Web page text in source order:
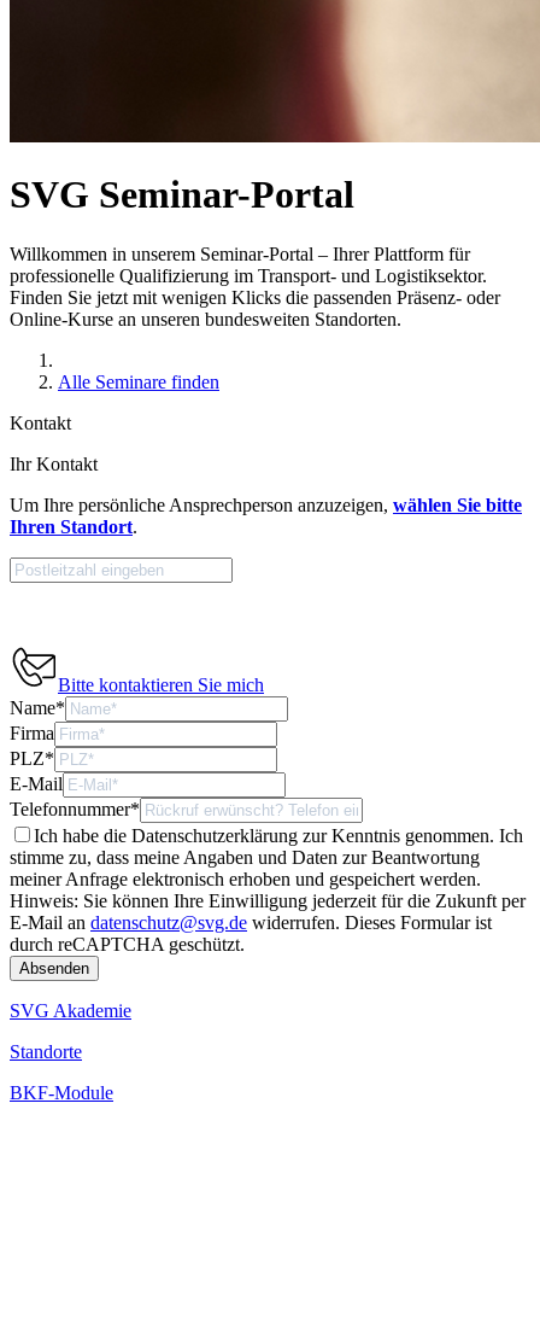
SVG Seminar-Portal
Willkommen in unserem Seminar-Portal – Ihrer Plattform für
professionelle Qualifizierung im Transport- und Logistiksektor.
Finden Sie jetzt mit wenigen Klicks die passenden Präsenz- oder
Online-Kurse an unseren bundesweiten Standorten.
Alle Seminare finden
Kontakt
Ihr Kontakt
Um Ihre persönliche Ansprechperson anzuzeigen, wählen Sie bitte
Ihren Standort.
Bitte kontaktieren Sie mich
Name*
Firma
PLZ*
E-Mail
Telefonnummer*
Ich habe die Datenschutzerklärung zur Kenntnis genommen. Ich
stimme zu, dass meine Angaben und Daten zur Beantwortung
meiner Anfrage elektronisch erhoben und gespeichert werden.
Hinweis: Sie können Ihre Einwilligung jederzeit für die Zukunft per
E-Mail an datenschutz@svg.de widerrufen. Dieses Formular ist
durch reCAPTCHA geschützt.
SVG Akademie
Standorte
BKF-Module